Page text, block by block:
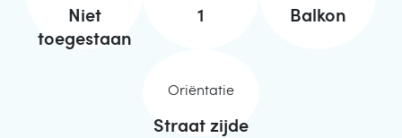
Niet
toegestaan
1 Balkon
Oriëntatie
Straat zijde